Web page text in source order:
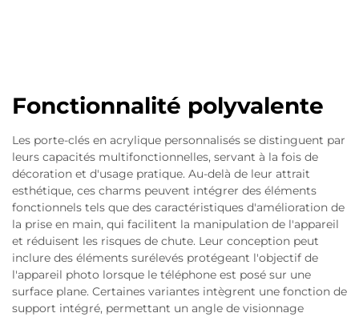
Fonctionnalité polyvalente
Les porte-clés en acrylique personnalisés se distinguent par
leurs capacités multifonctionnelles, servant à la fois de
décoration et d'usage pratique. Au-delà de leur attrait
esthétique, ces charms peuvent intégrer des éléments
fonctionnels tels que des caractéristiques d'amélioration de
la prise en main, qui facilitent la manipulation de l'appareil
et réduisent les risques de chute. Leur conception peut
inclure des éléments surélevés protégeant l'objectif de
l'appareil photo lorsque le téléphone est posé sur une
surface plane. Certaines variantes intègrent une fonction de
support intégré, permettant un angle de visionnage